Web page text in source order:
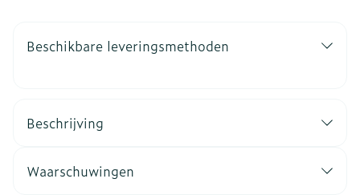
Beschikbare leveringsmethoden
Beschrijving
Waarschuwingen